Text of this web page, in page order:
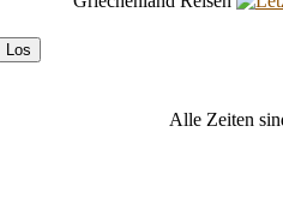
Alle Zeiten